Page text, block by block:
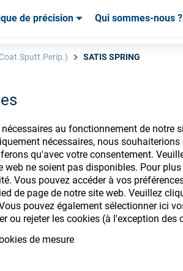
au fonctionnement de notre
nécessaires, nous
qu'avec votre consentement.
ne soient pas disponibles. Pour
Vous pouvez accéder à vos
de page de notre site web. Veuillez
pouvez également sélectionner ici
ou rejeter les cookies (à l'exception
de mesure
de précision Qui sommes-nous ?
SATIS SPRING
vous pour accéder
de consommables